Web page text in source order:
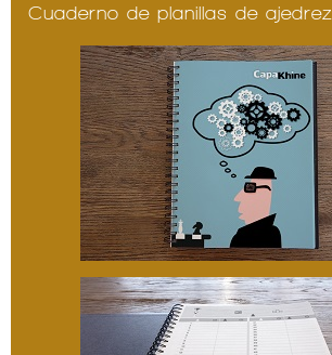
Cuaderno de planillas de ajedrez